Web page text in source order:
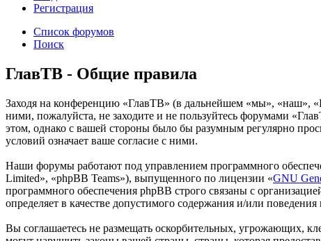
Регистрация
Список форумов
Поиск
ГлавТВ - Общие правила
Заходя на конференцию «ГлавТВ» (в дальнейшем «мы», «наш»,
ними, пожалуйста, не заходите и не пользуйтесь форумами
этом, однако с вашей стороны было бы разумным регулярно
условий означает ваше согласие с ними.
Наши форумы работают под управлением программного
Limited», «phpBB Teams»), выпущенного по лицензии «GNU
программного обеспечения phpBB строго связаны с
определяет в качестве допустимого содержания и/или
Вы соглашаетесь не размещать оскорбительных, угрожающих,